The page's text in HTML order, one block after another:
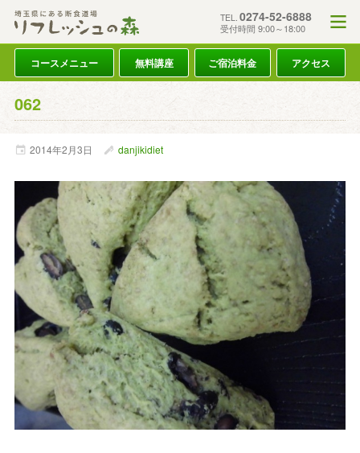
TEL. 0274-52-6888
受付時間 9:00～18:00
コースメニュー 無料講座 ご宿泊料金 アクセス
062
2014年2月3日 danjikidiet